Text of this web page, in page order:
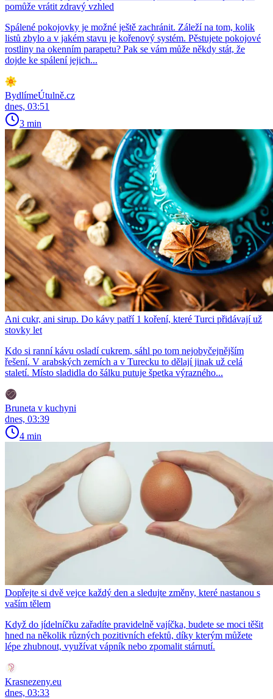
pomůže vrátit zdravý vzhled
Spálené pokojovky je možné ještě zachránit. Záleží na tom, kolik
listů zbylo a v jakém stavu je kořenový systém. Pěstujete pokojové
rostliny na okenním parapetu? Pak se vám může někdy stát, že
dojde ke spálení jejich...
BydlímeÚtulně.cz
dnes, 03:51
3 min
Ani cukr, ani sirup. Do kávy patří 1 koření, které Turci přidávají už
stovky let
Kdo si ranní kávu osladí cukrem, sáhl po tom nejobyčejnějším
řešení. V arabských zemích a v Turecku to dělají jinak už celá
staletí. Místo sladidla do šálku putuje špetka výrazného...
Bruneta v kuchyni
dnes, 03:39
4 min
Dopřejte si dvě vejce každý den a sledujte změny, které nastanou s
vaším tělem
Když do jídelníčku zařadíte pravidelně vajíčka, budete se moci těšit
hned na několik různých pozitivních efektů, díky kterým můžete
lépe zhubnout, využívat vápník nebo zpomalit stárnutí.
Krasnezeny.eu
dnes, 03:33